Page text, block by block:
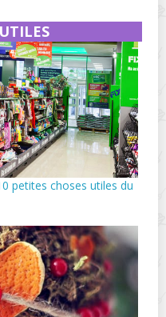
petites choses utiles du